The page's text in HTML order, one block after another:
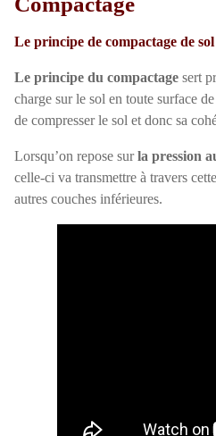
Le principe de compactage de
Le principe du compactage sert
charge sur le sol en toute surface
de compresser le sol et donc sa
Lorsqu’on repose surla pression
celle-ci va transmettre à travers
autres couches inférieures.